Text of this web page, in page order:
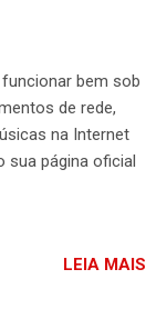
bem sob
de rede,
na Internet
sua página oficial
LEIA MAIS